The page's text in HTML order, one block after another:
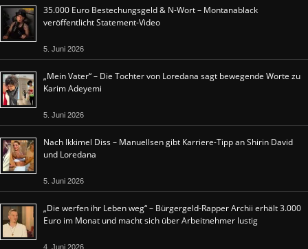
35.000 Euro Bestechungsgeld & N-Wort – Montanablack
veröffentlicht Statement-Video
5. Juni 2026
„Mein Vater“ – Die Tochter von Loredana sagt bewegende Worte zu
Karim Adeyemi
5. Juni 2026
Nach Ikkimel Diss – Manuellsen gibt Karriere-Tipp an Shirin David
und Loredana
5. Juni 2026
„Die werfen ihr Leben weg“ – Bürgergeld-Rapper Archii erhält 3.000
Euro im Monat und macht sich über Arbeitnehmer lustig
4. Juni 2026